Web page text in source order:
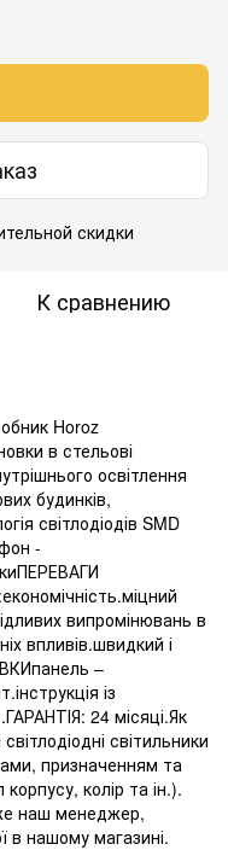
скидки
К сравнению
Horoz
в стельові
освітлення
будинків,
світлодіодів SMD
-
випромінювань в
впливів.швидкий і
–
із
24 місяці.Як
світильники
призначенням та
колір та ін.).
наш менеджер,
в нашому магазині.